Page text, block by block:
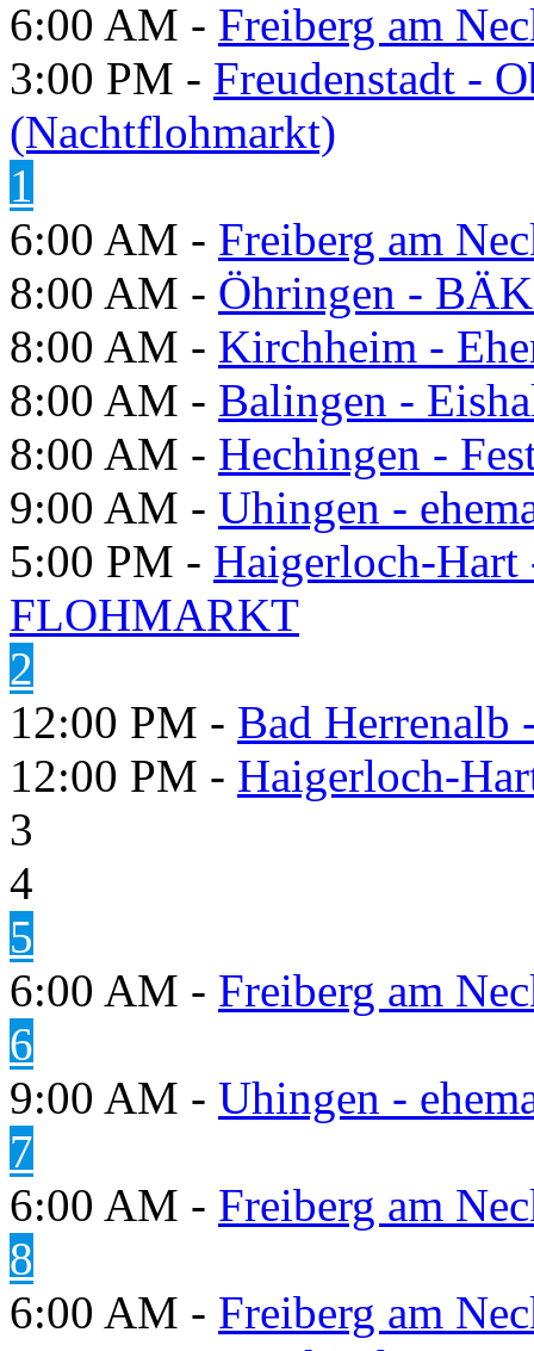
6:00 AM - Freiberg am
3:00 PM - Freudenstadt -
(Nachtflohmarkt)
1
6:00 AM - Freiberg am
8:00 AM - Öhringen -
8:00 AM - Kirchheim -
8:00 AM - Balingen -
8:00 AM - Hechingen -
9:00 AM - Uhingen -
5:00 PM - Haigerloch-
FLOHMARKT
2
12:00 PM - Bad Herrenalb
12:00 PM - Haigerloch-
3
4
5
6:00 AM - Freiberg am
6
9:00 AM - Uhingen -
7
6:00 AM - Freiberg am
8
6:00 AM - Freiberg am